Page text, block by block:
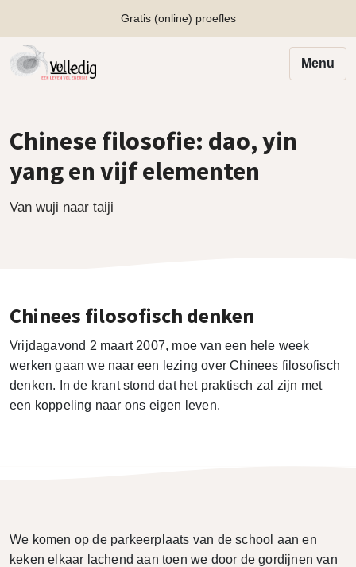
Gratis (online) proefles
Menu
Chinese filosofie: dao, yin
yang en vijf elementen
Van wuji naar taiji
Chinees filosofisch denken
Vrijdagavond 2 maart 2007, moe van een hele week
werken gaan we naar een lezing over Chinees filosofisch
denken. In de krant stond dat het praktisch zal zijn met
een koppeling naar ons eigen leven.
We komen op de parkeerplaats van de school aan en
keken elkaar lachend aan toen we door de gordijnen van